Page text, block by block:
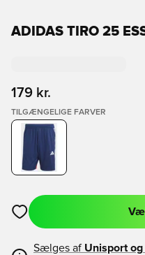
ADIDAS TIRO 25
179 kr.
TILGÆNGELIGE FARVER
Åbner en Modal til at
Sælges af Unisport og